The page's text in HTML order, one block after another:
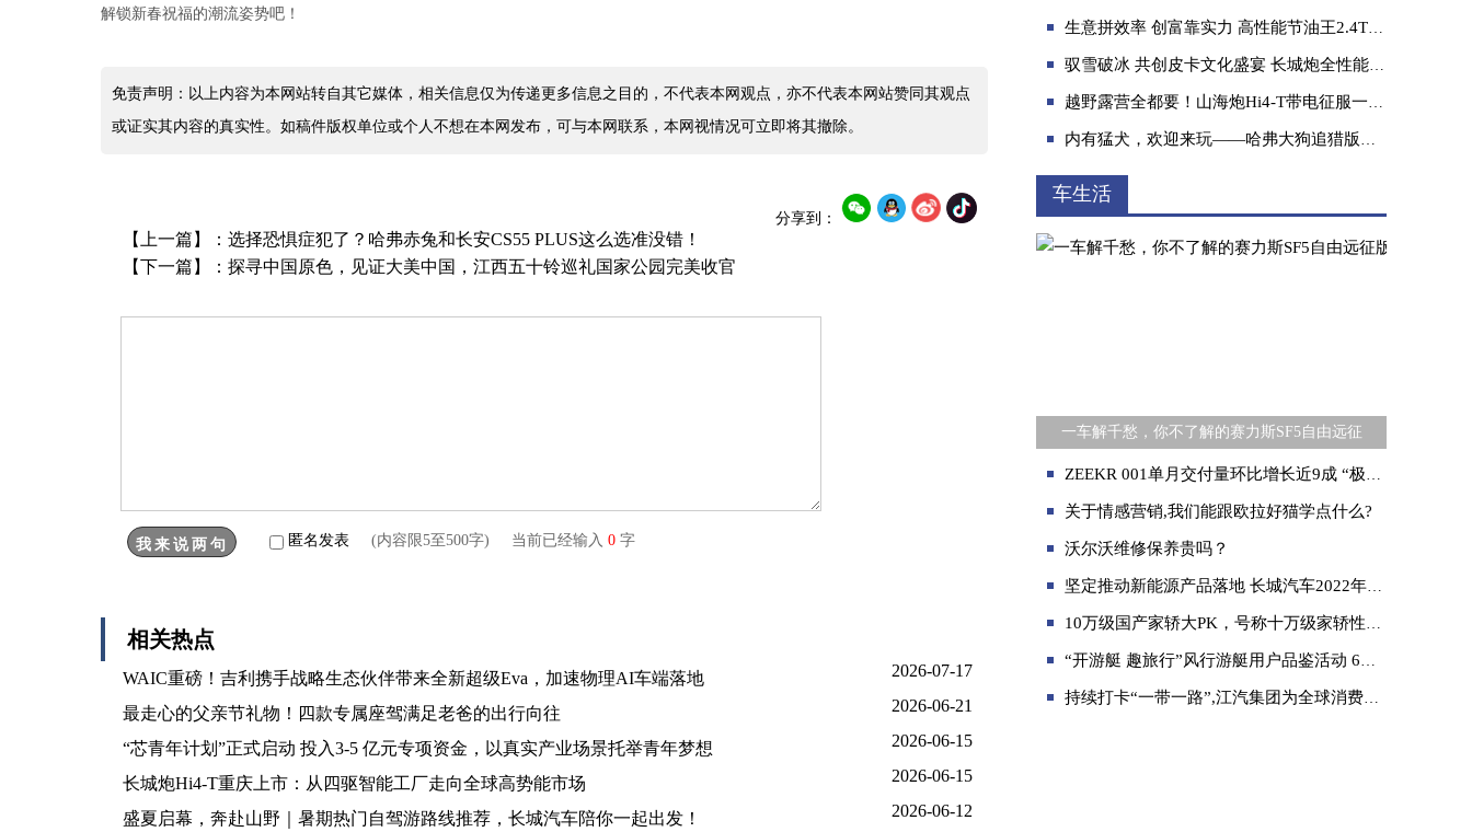
解锁新春祝福的潮流姿势吧！
免责声明：以上内容为本网站转自其它媒体，相关信息仅为传递更多信息之目的，不代表本网观点，亦不代表本网站赞同其观点
或证实其内容的真实性。如稿件版权单位或个人不想在本网发布，可与本网联系，本网视情况可立即将其撤除。
分享到：
【上一篇】： 选择恐惧症犯了？哈弗赤兔和长安CS55 PLUS这么选准没错！
【下一篇】： 探寻中国原色，见证大美中国，江西五十铃巡礼国家公园完美收官
匿名发表 (内容限5至500字) 当前已经输入 0 字
相关热点
WAIC重磅！吉利携手战略生态伙伴带来全新超级Eva，加速物理AI车端落地 2026-07-17
最走心的父亲节礼物！四款专属座驾满足老爸的出行向往 2026-06-21
“芯青年计划”正式启动 投入3-5 亿元专项资金，以真实产业场景托举青年梦想 2026-06-15
长城炮Hi4-T重庆上市：从四驱智能工厂走向全球高势能市场 2026-06-15
盛夏启幕，奔赴山野｜暑期热门自驾游路线推荐，长城汽车陪你一起出发！ 2026-06-12
生意拼效率 创富靠实力 高性能节油王2.4T商用炮陪你拼出好“钱”程
驭雪破冰 共创皮卡文化盛宴 长城炮全性能家族征战哈尔滨
越野露营全都要！山海炮Hi4-T带电征服一车搞定
内有猛犬，欢迎来玩——哈弗大狗追猎版是我的友情神助攻
车生活
一车解千愁，你不了解的赛力斯SF5自由远征
ZEEKR 001单月交付量环比增长近9成 “极氪速度”达成造车新势力最快增速
关于情感营销,我们能跟欧拉好猫学点什么?
沃尔沃维修保养贵吗？
坚定推动新能源产品落地 长城汽车2022年上半年营收621亿元 净利润56亿元 同比增长超58%
10万级国产家轿大PK，号称十万级家轿性能天花板的奕炫MAX是不是这么神？
“开游艇 趣旅行”风行游艇用户品鉴活动 6月11日首站即将启程
持续打卡“一带一路”,江汽集团为全球消费者提供出行解决方案